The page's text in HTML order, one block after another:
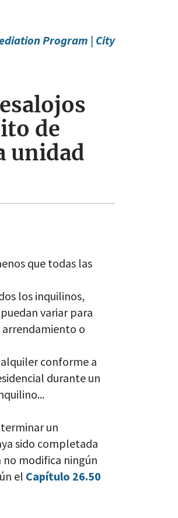
Program | City
de
unidad
que todas las
los inquilinos,
variar para
arrendamiento o
conforme a
durante un
un
sido completada
modifica ningún
el Capítulo 26.50